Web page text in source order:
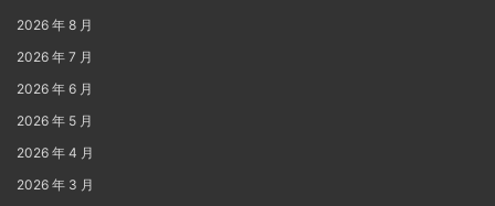
2026 年 8 月
2026 年 7 月
2026 年 6 月
2026 年 5 月
2026 年 4 月
2026 年 3 月